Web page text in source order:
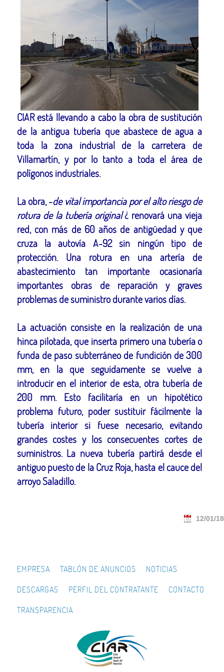
CIAR está llevando a cabo la obra de sustitución
de la antigua tubería que abastece de agua a
toda la zona industrial de la carretera de
Villamartín, y por lo tanto a toda el área de
polígonos industriales.
La obra, -de vital importancia por el alto riesgo de
rotura de la tubería original¿ renovará una vieja
red, con más de 60 años de antigüedad y que
cruza la autovía A-92 sin ningún tipo de
protección. Una rotura en una artería de
abastecimiento tan importante ocasionaría
importantes obras de reparación y graves
problemas de suministro durante varios días.
La actuación consiste en la realización de una
hinca pilotada, que inserta primero una tubería o
funda de paso subterráneo de fundición de 300
mm, en la que seguidamente se vuelve a
introducir en el interior de esta, otra tubería de
200 mm. Esto facilitaría en un hipotético
problema futuro, poder sustituir fácilmente la
tubería interior si fuese necesario, evitando
grandes costes y los consecuentes cortes de
suministros. La nueva tubería partirá desde el
antiguo puesto de la Cruz Roja, hasta el cauce del
arroyo Saladillo.
12/01/18
EMPRESA TABLÓN DE ANUNCIOS NOTICIAS
DESCARGAS PERFIL DEL CONTRATANTE CONTACTO
TRANSPARENCIA